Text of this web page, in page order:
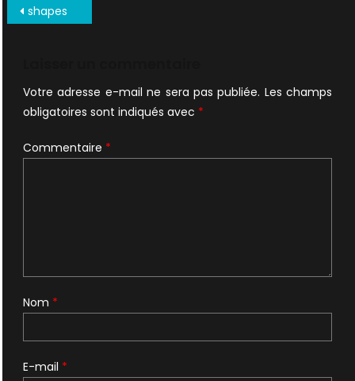
Navigation
shapes
Votre adresse e-mail ne sera pas publiée. Les champs
obligatoires sont indiqués avec *
Commentaire *
Nom *
E-mail *